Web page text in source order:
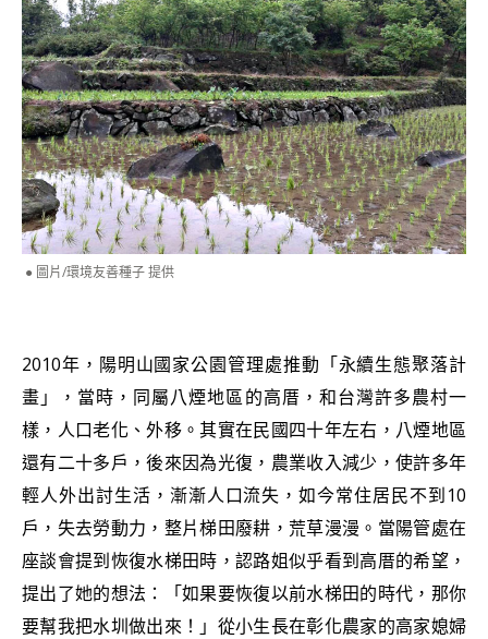
圖片/環境友善種子 提供
2010年，陽明山國家公園管理處推動「永續生態聚落計
畫」，當時，同屬八煙地區的高厝，和台灣許多農村一
樣，人口老化、外移。其實在民國四十年左右，八煙地區
還有二十多戶，後來因為光復，農業收入減少，使許多年
輕人外出討生活，漸漸人口流失，如今常住居民不到10
戶，失去勞動力，整片梯田廢耕，荒草漫漫。當陽管處在
座談會提到恢復水梯田時，認路姐似乎看到高厝的希望，
提出了她的想法：「如果要恢復以前水梯田的時代，那你
要幫我把水圳做出來！」從小生長在彰化農家的高家媳婦